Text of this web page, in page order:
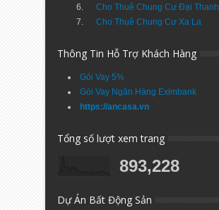
Cho Thuê Chung Cư Đại Thanh
Cho Thuê Chung Cư Xa La
Thông Tin Hỗ Trợ Khách Hàng
Gói Vay 5%
Gói Vay Ngân Hàng Eximbank
https://ancasa.vn
Tổng số lượt xem trang
893,228
Dự Án Bất Động Sản